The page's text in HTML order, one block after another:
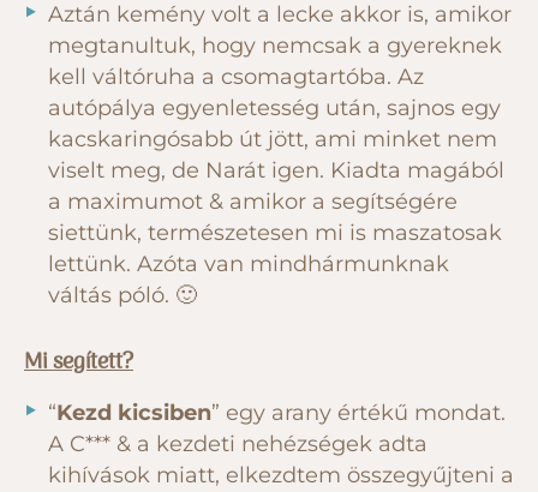
Aztán kemény volt a lecke akkor is, amikor
megtanultuk, hogy nemcsak a gyereknek
kell váltóruha a csomagtartóba. Az
autópálya egyenletesség után, sajnos egy
kacskaringósabb út jött, ami minket nem
viselt meg, de Narát igen. Kiadta magából
a maximumot & amikor a segítségére
siettünk, természetesen mi is maszatosak
lettünk. Azóta van mindhármunknak
váltás póló. 🙂
Mi segített?
“Kezd kicsiben” egy arany értékű mondat.
A C*** & a kezdeti nehézségek adta
kihívások miatt, elkezdtem összegyűjteni a